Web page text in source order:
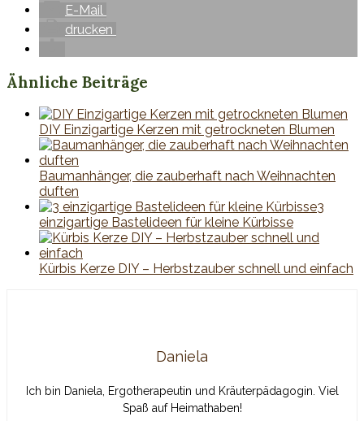
E-Mail
drucken
Ähnliche Beiträge
DIY Einzigartige Kerzen mit getrockneten Blumen
Baumanhänger, die zauberhaft nach Weihnachten
duften
3
einzigartige Bastelideen für kleine Kürbisse
Kürbis Kerze DIY – Herbstzauber schnell und einfach
Daniela
Ich bin Daniela, Ergotherapeutin und Kräuterpädagogin. Viel
Spaß auf Heimathaben!